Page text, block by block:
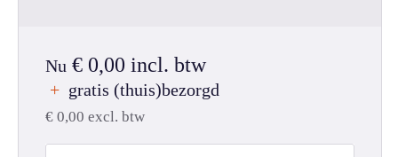
Nu € 0,00 incl. btw
gratis (thuis)bezorgd
€ 0,00 excl. btw